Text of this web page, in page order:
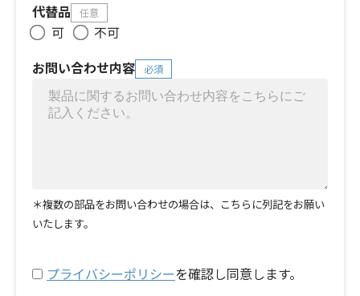
代替品 任意
可
不可
お問い合わせ内容
必須
＊複数の部品をお問い合わせの場合は、こちらに列記をお願い
いたします。
プライバシーポリシーを確認し同意します。